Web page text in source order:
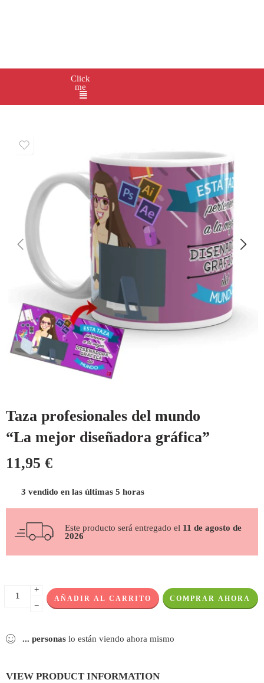
Click
me
Taza profesionales del mundo
“La mejor diseñadora gráfica”
11,95 €
3 vendido en las últimas 5 horas
Este producto será entregado el 11 de agosto de
2026
+
−
AÑADIR AL CARRITO COMPRAR AHORA
... personas lo están viendo ahora mismo
VIEW PRODUCT INFORMATION